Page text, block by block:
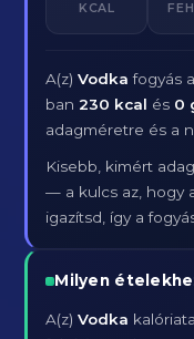
KCAL
A(z)Vodka fogyás
ban230 kcal és 0
adagméretre és a
Kisebb, kimért
— a kulcs az, hogy
igazítsd, így a
Milyen
A(z)Vodka